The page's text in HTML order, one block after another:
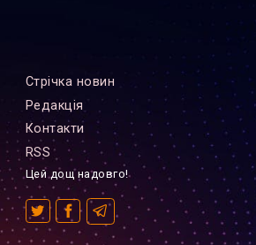
Стрiчка новин
Редакцiя
Контакти
RSS
Цей дощ надовго!